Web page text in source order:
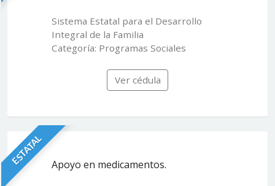
Sistema Estatal para el Desarrollo
Integral de la Familia
Categoría: Programas Sociales
Ver cédula
ESTATAL Apoyo en medicamentos.